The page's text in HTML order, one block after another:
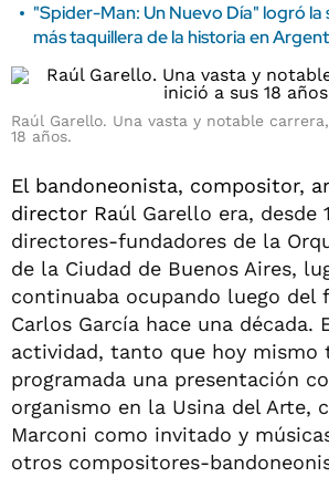
"Spider-Man: Un Nuevo Día" logró la
más taquillera de la historia en
Raúl Garello. Una vasta y notable
18 años.
El bandoneonista, compositor,
director Raúl Garello era, desde
directores-fundadores de la
de la Ciudad de Buenos Aires,
continuaba ocupando luego del
Carlos García hace una década.
actividad, tanto que hoy mismo
programada una presentación
organismo en la Usina del Arte,
Marconi como invitado y
otros compositores-